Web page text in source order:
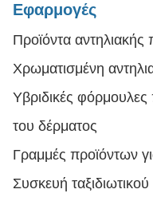
Εφαρμογές
Προϊόντα αντηλιακής
Χρωματισμένη
Υβριδικές
του δέρματος
Γραμμές προϊόντων
Συσκευή